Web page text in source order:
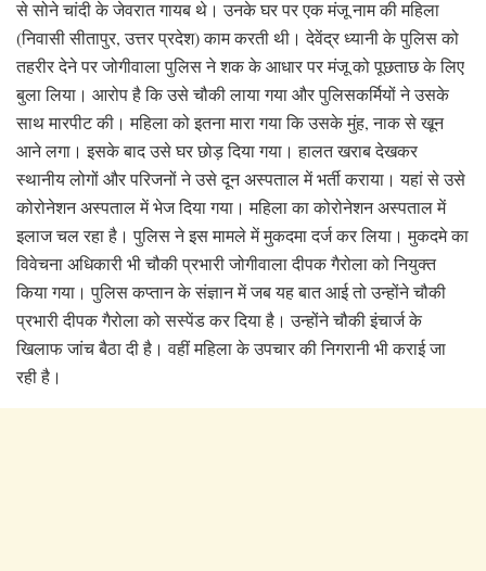
से सोने चांदी के जेवरात गायब थे। उनके घर पर एक मंजू नाम की महिला
(निवासी सीतापुर, उत्तर प्रदेश) काम करती थी। देवेंद्र ध्यानी के पुलिस को
तहरीर देने पर जोगीवाला पुलिस ने शक के आधार पर मंजू को पूछताछ के लिए
बुला लिया। आरोप है कि उसे चौकी लाया गया और पुलिसकर्मियों ने उसके
साथ मारपीट की। महिला को इतना मारा गया कि उसके मुंह, नाक से खून
आने लगा। इसके बाद उसे घर छोड़ दिया गया। हालत खराब देखकर
स्थानीय लोगों और परिजनों ने उसे दून अस्पताल में भर्ती कराया। यहां से उसे
कोरोनेशन अस्पताल में भेज दिया गया। महिला का कोरोनेशन अस्पताल में
इलाज चल रहा है। पुलिस ने इस मामले में मुकदमा दर्ज कर लिया। मुकदमे का
विवेचना अधिकारी भी चौकी प्रभारी जोगीवाला दीपक गैरोला को नियुक्त
किया गया। पुलिस कप्तान के संज्ञान में जब यह बात आई तो उन्होंने चौकी
प्रभारी दीपक गैरोला को ‌सस्पेंड कर दिया है। उन्होंने चौकी इंचार्ज के
खिलाफ जांच बैठा दी है। वहीं महिला के उपचार की निगरानी भी कराई जा
रही है।